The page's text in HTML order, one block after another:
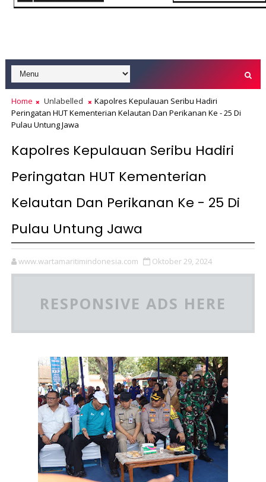
Home Unlabelled
Kapolres Kepulauan Seribu Hadiri
Peringatan HUT Kementerian Kelautan Dan Perikanan Ke - 25 Di
Pulau Untung Jawa
Kapolres Kepulauan Seribu Hadiri
Peringatan HUT Kementerian
Kelautan Dan Perikanan Ke - 25 Di
Pulau Untung Jawa
www.wartamaritimindonesia.com Oktober 29, 2024
RESPONSIVE ADS HERE